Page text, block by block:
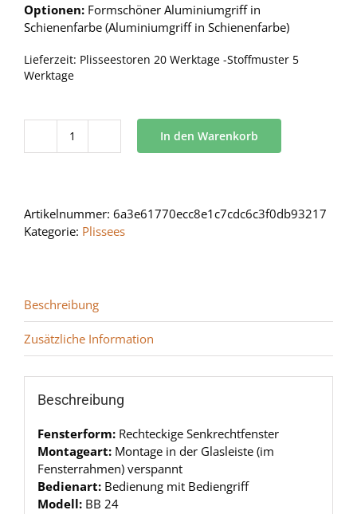
Optionen: Formschöner Aluminiumgriff in
Schienenfarbe (Aluminiumgriff in Schienenfarbe)
Lieferzeit: Plisseestoren 20 Werktage -Stoffmuster 5
Werktage
BB
In den Warenkorb
Artikelnummer: 6a3e61770ecc8e1c7cdc6c3f0db93217
Kategorie: Plissees
Beschreibung
Zusätzliche Information
Beschreibung
Fensterform: Rechteckige Senkrechtfenster
Montageart: Montage in der Glasleiste (im
Fensterrahmen) verspannt
Bedienart: Bedienung mit Bediengriff
Modell: BB 24